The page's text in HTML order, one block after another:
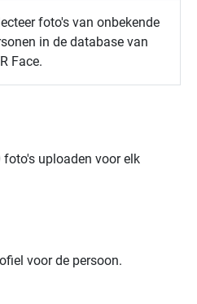
foto's van onbekende
in de database van
Face.
uploaden voor elk
voor de persoon.